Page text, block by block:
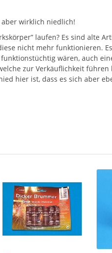
wirklich niedlich!
laufen? Es sind alte
nicht mehr funktionieren.
wären, auch
zur Verkäuflichkeit führen
hier ist, dass es sich aber